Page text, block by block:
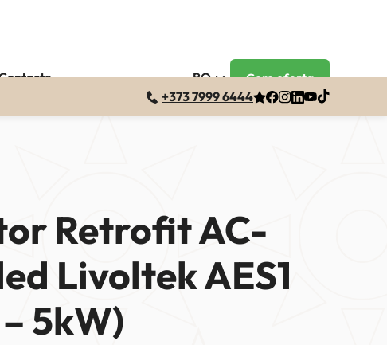
+373 7999 6444
RO Cere oferta
Retrofit AC-
Livoltek AES1
5kW)